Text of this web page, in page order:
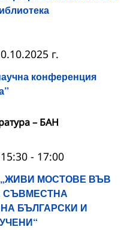
конференция
г.
– БАН
„ЖИВИ МОСТОВЕ ВЪВ
СЪВМЕСТНА
БЪЛГАРСКИ И
- 17:00